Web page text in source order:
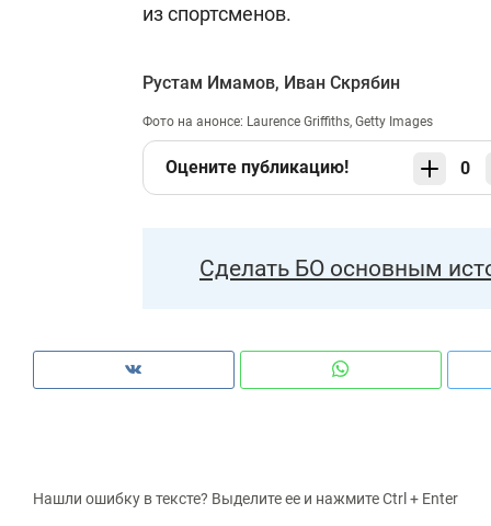
из спортсменов.
Рустам Имамов, Иван Скрябин
Фото на анонсе: Laurence Griffiths, Getty Images
Оцените публикацию! 0
Сделать БО основным
Нашли ошибку в тексте? Выделите ее и нажмите Ctrl + Enter